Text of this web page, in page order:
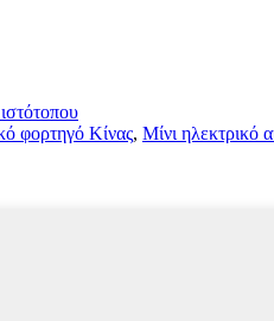
φορτηγό Κίνας, Μίνι ηλεκτρικό